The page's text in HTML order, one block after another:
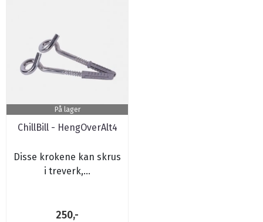
På lager
ChillBill - HengOverAlt4
Disse krokene kan skrus
i treverk,...
250,-